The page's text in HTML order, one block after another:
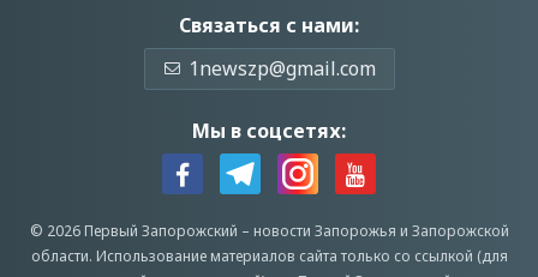
Связаться с нами:
1newszp@gmail.com
Мы в соцсетях:
© 2026 Первый Запорожский – новости Запорожья и Запорожской
области. Использование материалов сайта только со ссылкой (для